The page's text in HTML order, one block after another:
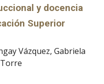
y docencia
Superior
Vázquez, Gabriela